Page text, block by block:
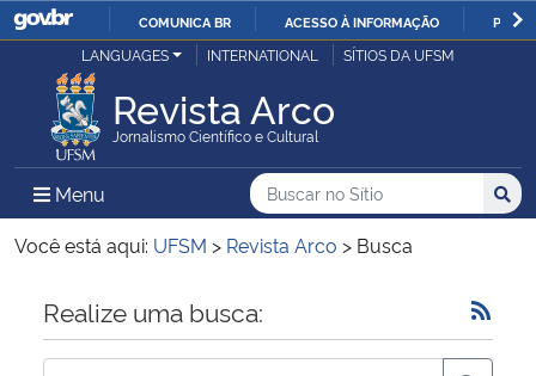
IR
O
COMUNICA BR ACESSO À INFORMAÇÃO
Ministério da Justiça e Segurança Pública
Ministério da Defesa
Ministério das Relações Exteriores
Ministério da Economia
Ministério da Infraestrutura
LANGUAGES INTERNATIONAL SÍTIOS DA UFSM
Revista Arco
Jornalismo Científico e Cultural
Menu Menu Principal do Sítio
Busca
Buscar no no Sítio
Busca:
Você está aqui: UFSM > Revista Arco > Busca
Início do conteúdo
Realize uma busca: